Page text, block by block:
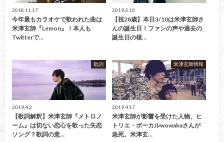
2018.11.17
今年最もカラオケで歌われた曲は
米津玄師『Lemon』！本人も
Twitterで…
2019.3.10
【祝28歳】本日3/10は米津玄師さ
んの誕生日！ファンの声や過去の
誕生日の様…
歌詞
2019.4.2
【歌詞解釈】米津玄師『メトロノ
ーム』は切ない恋心を歌った失恋
ソング？歌詞の意…
米津玄師情報
2019.4.17
米津玄師が影響を受けた人物、ヒ
トリエ・ボーカルwowakaさんが
急死。米津玄…